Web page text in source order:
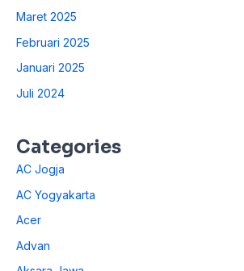
Maret 2025
Februari 2025
Januari 2025
Juli 2024
Categories
AC Jogja
AC Yogyakarta
Acer
Advan